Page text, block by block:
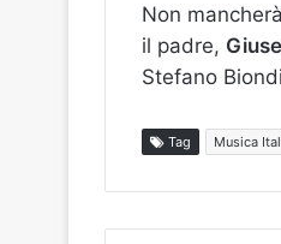
Non
il padre,
Stefano
Tag Musica